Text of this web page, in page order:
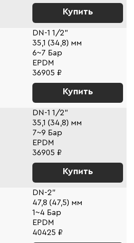
Купить
DN-1 1/2"
35,1 (34,8) мм
6~7 Бар
EPDM
36905 ₽
Купить
DN-1 1/2"
35,1 (34,8) мм
7~9 Бар
EPDM
36905 ₽
Купить
DN-2"
47,8 (47,5) мм
1~4 Бар
EPDM
40425 ₽